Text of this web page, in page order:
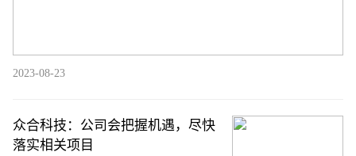
2023-08-23
众合科技：公司会把握机遇，尽快
落实相关项目